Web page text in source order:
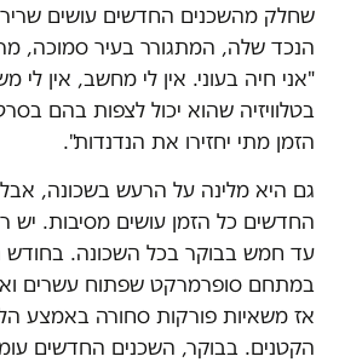
שחלק מהשכנים החדשים עושים
הנכד שלה, המתגורר בעיר סמוכה,
"אני חיה בעוני. אין לי מחשב, אין לי
בטלוויזיה שהוא יכול לצפות בהם
הזמן מתי יחזירו את הנדנדות".
גם היא מלינה על הרעש בשכונה, אבל
החדשים כל הזמן עושים מסיבות. יש
עד חמש בבוקר בכל השכונה. בחודש
במתחם סופרמרקט שפתוח עשרים
אז משאיות פורקות סחורה באמצע
הקטנים. בבוקר, השכנים החדשים